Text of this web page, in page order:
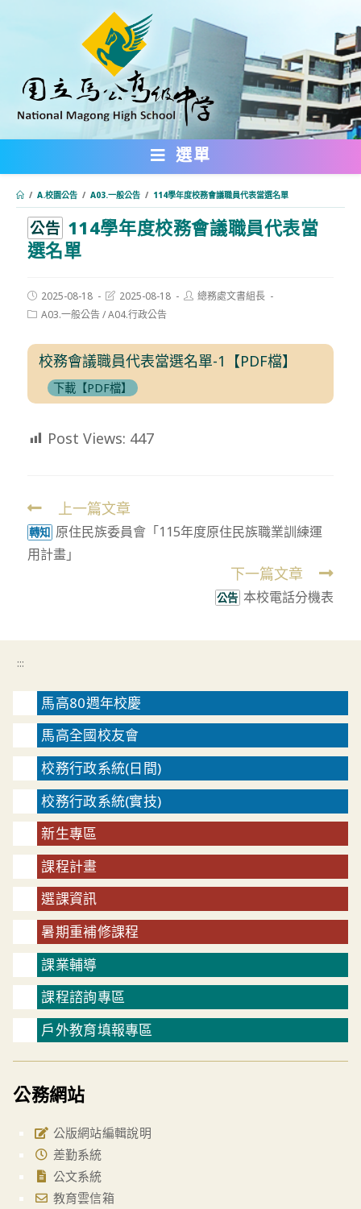
內
選單
/ A.校園公告 / A03.一般公告 / 114學年度校務會議職員代表當選名單
公告 114學年度校務會議職員代表當
選名單
Post
published:
2025-08-18
Post
modified:
2025-08-18
Post總務處文書組長
PostA03.一般公告/A04.行政公告
校務會議職員代表當選名單-1【PDF檔】
下載【PDF檔】
Post Views: 447
Read
more
articles
上一篇文章
轉知 原住民族委員會「115年度原住民族職業訓練運
用計畫」
下一篇文章
公告 本校電話分機表
:::
馬高80週年校慶
馬高全國校友會
校務行政系統(日間)
校務行政系統(實技)
新生專區
課程計畫
選課資訊
暑期重補修課程
課業輔導
課程諮詢專區
戶外教育填報專區
公務網站
公版網站編輯說明
差勤系統
公文系統
教育雲信箱